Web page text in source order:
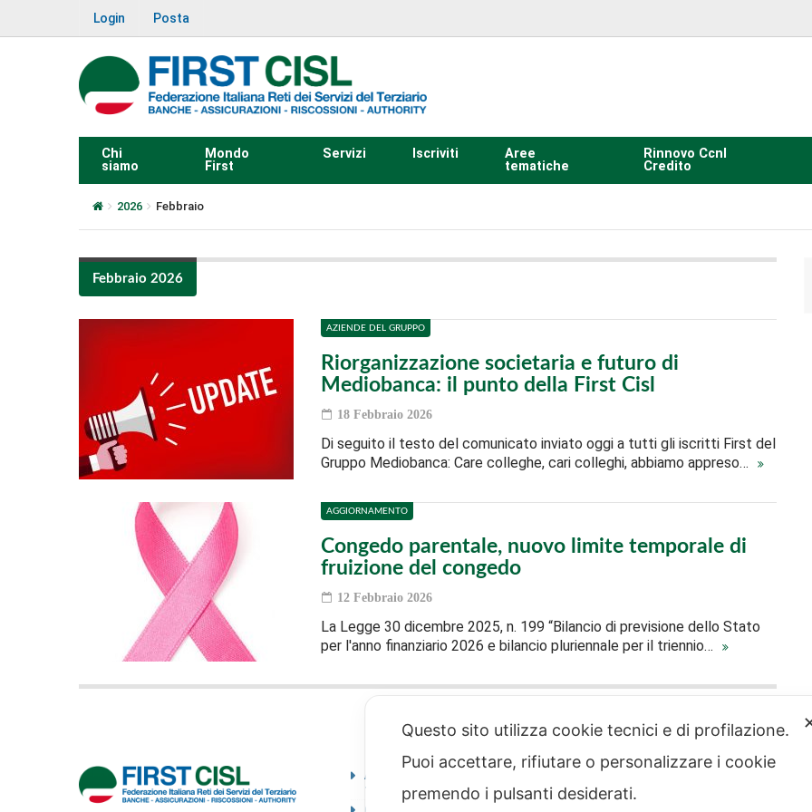
Login Posta
Chi
siamo
Mondo
First
Servizi Iscriviti
Aree
tematiche
Rinnovo Ccnl
Credito
2026 Febbraio
Febbraio 2026
AZIENDE DEL GRUPPO
Riorganizzazione societaria e futuro di
Mediobanca: il punto della First Cisl
18 Febbraio 2026
Di seguito il testo del comunicato inviato oggi a tutti gli iscritti First del
Gruppo Mediobanca: Care colleghe, cari colleghi, abbiamo appreso…
AGGIORNAMENTO
Congedo parentale, nuovo limite temporale di
fruizione del congedo
12 Febbraio 2026
La Legge 30 dicembre 2025, n. 199 “Bilancio di previsione dello Stato
per l'anno finanziario 2026 e bilancio pluriennale per il triennio…
Amministrazione
trasparente
Questo sito utilizza cookie tecnici e di profilazione.
Puoi accettare, rifiutare o personalizzare i cookie
premendo i pulsanti desiderati.